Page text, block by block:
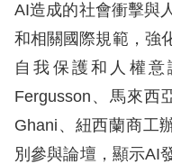
核
心
人
權
公
約
AI造成的社會衝擊與
和相關國際規範，強
自我保護和人權意
Fergusson、馬來西
Ghani、紐西蘭商工
別參與論壇，顯示AI